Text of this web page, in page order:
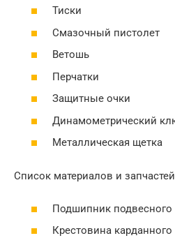
Тиски
Смазочный пистолет
Ветошь
Перчатки
Защитные очки
Динамометрический
Металлическая щетка
Список материалов и
Подшипник
Крестовина карданного